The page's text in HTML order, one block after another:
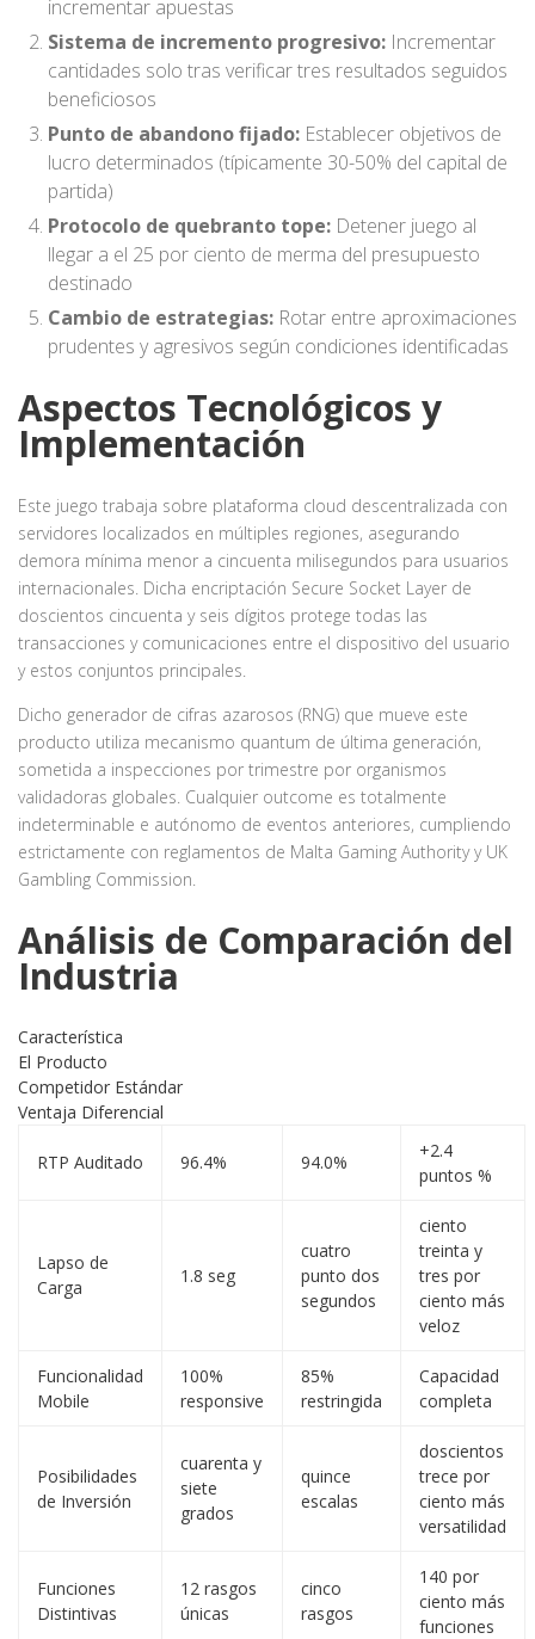
incrementar apuestas
Sistema de incremento progresivo: Incrementar
cantidades solo tras verificar tres resultados seguidos
beneficiosos
Punto de abandono fijado: Establecer objetivos de
lucro determinados (típicamente 30-50% del capital de
partida)
Protocolo de quebranto tope: Detener juego al
llegar a el 25 por ciento de merma del presupuesto
destinado
Cambio de estrategias: Rotar entre aproximaciones
prudentes y agresivos según condiciones identificadas
Aspectos Tecnológicos y
Implementación
Este juego trabaja sobre plataforma cloud descentralizada con
servidores localizados en múltiples regiones, asegurando
demora mínima menor a cincuenta milisegundos para usuarios
internacionales. Dicha encriptación Secure Socket Layer de
doscientos cincuenta y seis dígitos protege todas las
transacciones y comunicaciones entre el dispositivo del usuario
y estos conjuntos principales.
Dicho generador de cifras azarosos (RNG) que mueve este
producto utiliza mecanismo quantum de última generación,
sometida a inspecciones por trimestre por organismos
validadoras globales. Cualquier outcome es totalmente
indeterminable e autónomo de eventos anteriores, cumpliendo
estrictamente con reglamentos de Malta Gaming Authority y UK
Gambling Commission.
Análisis de Comparación del
Industria
Característica
El Producto
Competidor Estándar
Ventaja Diferencial
RTP Auditado 96.4% 94.0%
+2.4
puntos %
Lapso de
Carga
1.8 seg
cuatro
punto dos
segundos
ciento
treinta y
tres por
ciento más
veloz
Funcionalidad
Mobile
100%
responsive
85%
restringida
Capacidad
completa
Posibilidades
de Inversión
cuarenta y
siete
grados
quince
escalas
doscientos
trece por
ciento más
versatilidad
Funciones
Distintivas
12 rasgos
únicas
cinco
rasgos
140 por
ciento más
funciones